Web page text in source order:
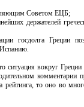
Советом ЕЦБ;
держателей
госдолга Греции
вокруг Греции
комментарии
рейтинга, то оно во